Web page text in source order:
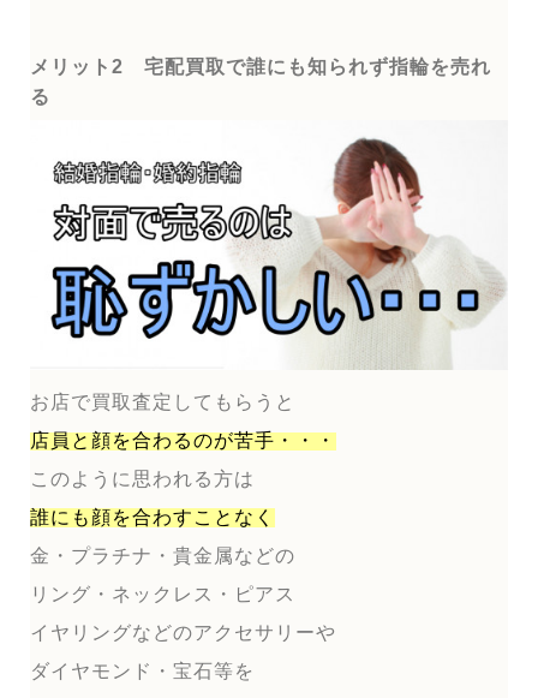
メリット2 宅配買取で誰にも知られず指輪を売れ
る
お店で買取査定してもらうと
店員と顔を合わるのが苦手・・・
このように思われる方は
誰にも顔を合わすことなく
金・プラチナ・貴金属などの
リング・ネックレス・ピアス
イヤリングなどのアクセサリーや
ダイヤモンド・宝石等を